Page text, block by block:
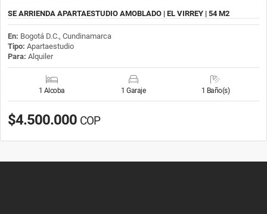
SE ARRIENDA APARTAESTUDIO AMOBLADO | EL VIRREY | 54 M2
En: Bogotá D.C., Cundinamarca
Tipo: Apartaestudio
Para: Alquiler
1 Alcoba 1 Garaje 1 Baño(s)
$4.500.000 COP